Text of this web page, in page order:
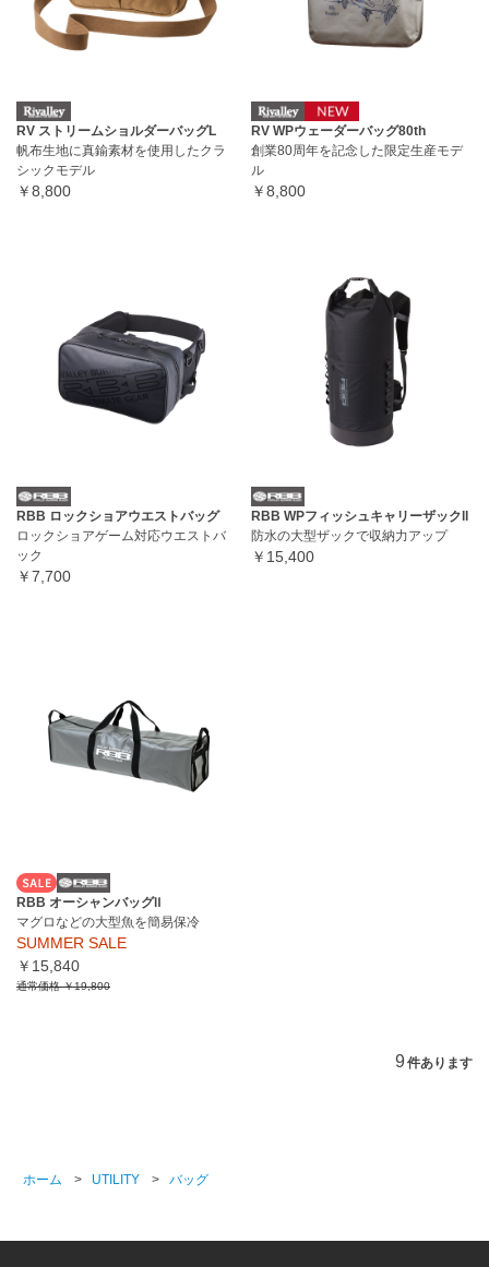
RV ストリームショルダーバッグL
帆布生地に真鍮素材を使用したクラ
シックモデル
￥8,800
RV WPウェーダーバッグ80th
創業80周年を記念した限定生産モデ
ル
￥8,800
RBB ロックショアウエストバッグ
ロックショアゲーム対応ウエストバ
ック
￥7,700
RBB WPフィッシュキャリーザックll
防水の大型ザックで収納力アップ
￥15,400
RBB オーシャンバッグⅡ
マグロなどの大型魚を簡易保冷
SUMMER SALE
￥15,840
通常価格￥19,800
9 件あります
ホーム > UTILITY > バッグ